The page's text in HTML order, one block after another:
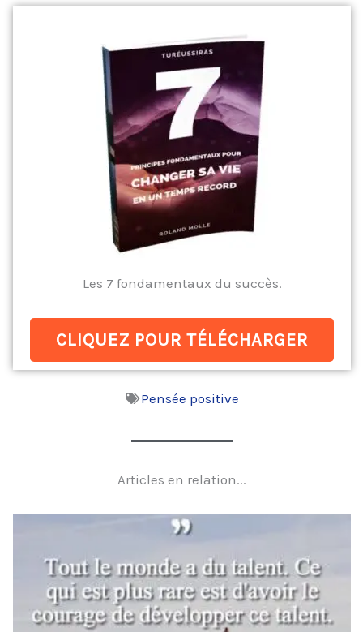
Les 7 fondamentaux du succès.
CLIQUEZ POUR TÉLÉCHARGER
Pensée positive
Articles en relation...